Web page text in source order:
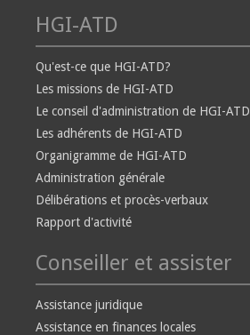
HGI-ATD
Qu'est-ce que HGI-ATD?
Les missions de HGI-ATD
Le conseil d'administration de HGI-ATD
Les adhérents de HGI-ATD
Organigramme de HGI-ATD
Administration générale
Délibérations et procès-verbaux
Rapport d'activité
Conseiller et assister
Assistance juridique
Assistance en finances locales